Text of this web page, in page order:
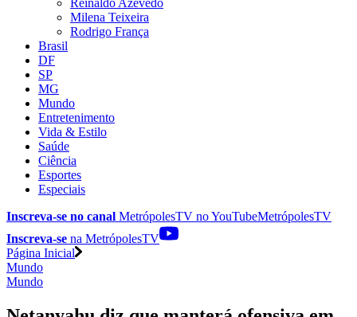
Milena Teixeira
Rodrigo França
Brasil
DF
SP
MG
Mundo
Entretenimento
Vida & Estilo
Saúde
Ciência
Esportes
Especiais
Inscreva-se no canal MetrópolesTV noYouTubeMetrópolesTV
Inscreva-se na MetrópolesTV
Página Inicial
Mundo
Mundo